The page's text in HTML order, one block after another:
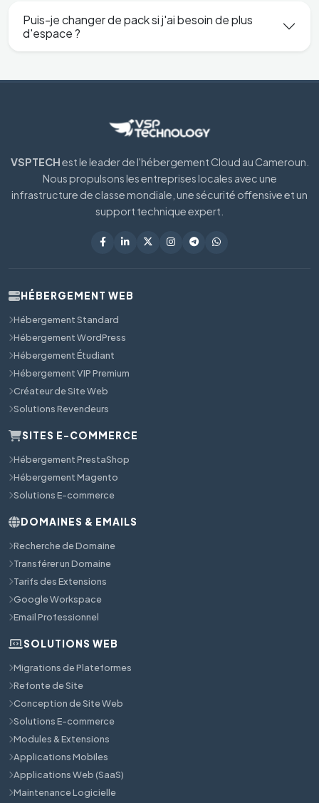
Puis-je changer de pack si j'ai besoin de plus
d'espace ?
VSPTECHest le leader de l'hébergement Cloud au Cameroun.
Nous propulsons les entreprises locales avec une
infrastructure de classe mondiale, une sécurité offensive et un
support technique expert.
HÉBERGEMENT WEB
Hébergement Standard
Hébergement WordPress
Hébergement Étudiant
Hébergement VIP Premium
Créateur de Site Web
Solutions Revendeurs
SITES E-COMMERCE
Hébergement PrestaShop
Hébergement Magento
Solutions E-commerce
DOMAINES & EMAILS
Recherche de Domaine
Transférer un Domaine
Tarifs des Extensions
Google Workspace
Email Professionnel
SOLUTIONS WEB
Migrations de Plateformes
Refonte de Site
Conception de Site Web
Solutions E-commerce
Modules & Extensions
Applications Mobiles
Applications Web (SaaS)
Maintenance Logicielle